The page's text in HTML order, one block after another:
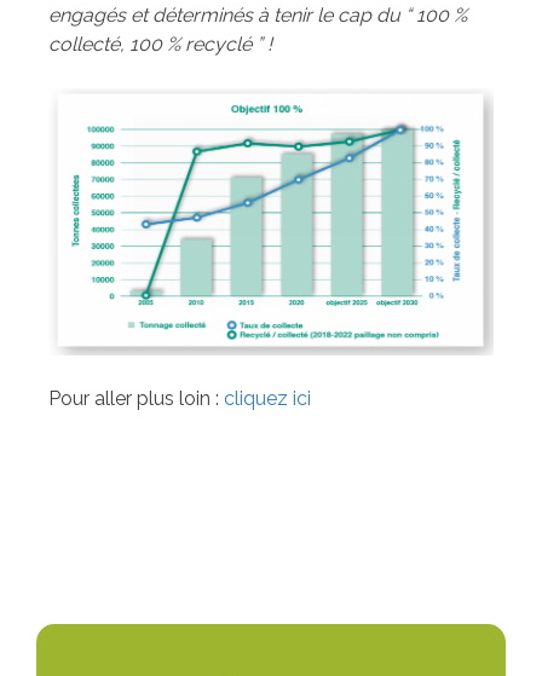
engagés et déterminés à tenir le cap du “ 100 %
collecté, 100 % recyclé ” !
Pour aller plus loin : cliquez ici